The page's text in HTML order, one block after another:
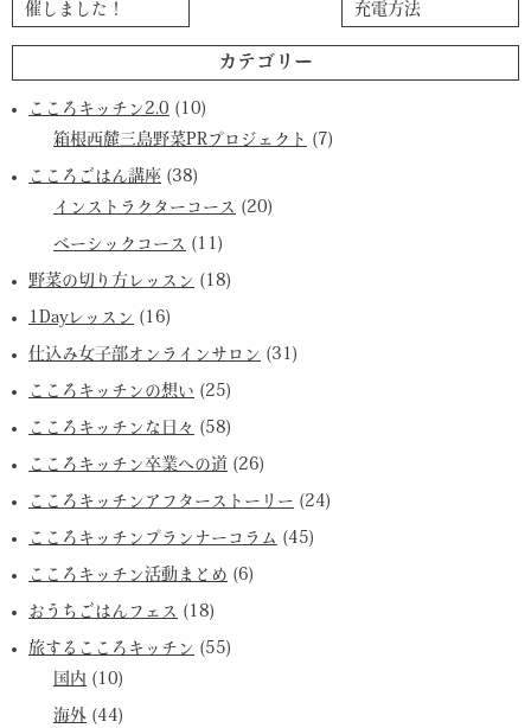
催しました！
充電方法
カテゴリー
こころキッチン2.0 (10)
箱根西麓三島野菜PRプロジェクト (7)
こころごはん講座 (38)
インストラクターコース (20)
ベーシックコース (11)
野菜の切り方レッスン (18)
1Dayレッスン (16)
仕込み女子部オンラインサロン (31)
こころキッチンの想い (25)
こころキッチンな日々 (58)
こころキッチン卒業への道 (26)
こころキッチンアフターストーリー (24)
こころキッチンプランナーコラム (45)
こころキッチン活動まとめ (6)
おうちごはんフェス (18)
旅するこころキッチン (55)
国内 (10)
海外 (44)